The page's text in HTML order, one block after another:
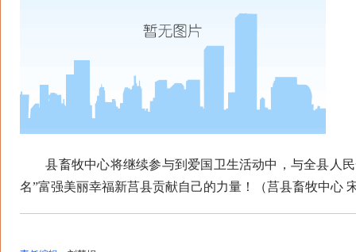
县畜牧中心将继续参与到爱国卫生活动中，与全县人民
名”富强美丽幸福新莒县贡献自己的力量！（莒县畜牧中心